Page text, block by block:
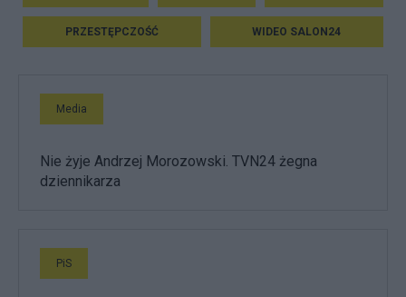
PRZESTĘPCZOŚĆ WIDEO SALON24
Media
Nie żyje Andrzej Morozowski. TVN24 żegna
dziennikarza
PiS